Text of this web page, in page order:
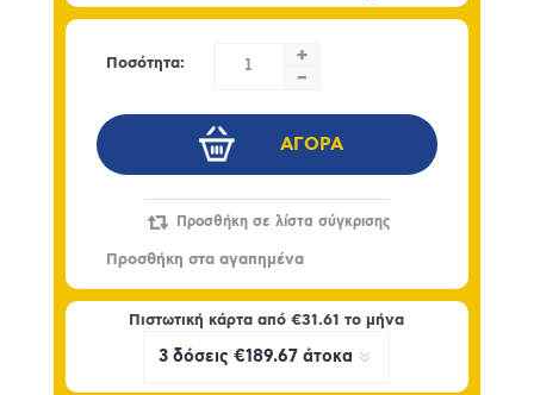
Ποσότητα:
+
-
Πιστωτική κάρτα από€31.61 το μήνα